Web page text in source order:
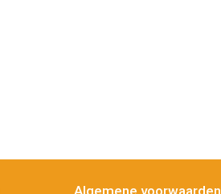
Algemene voorwaarden